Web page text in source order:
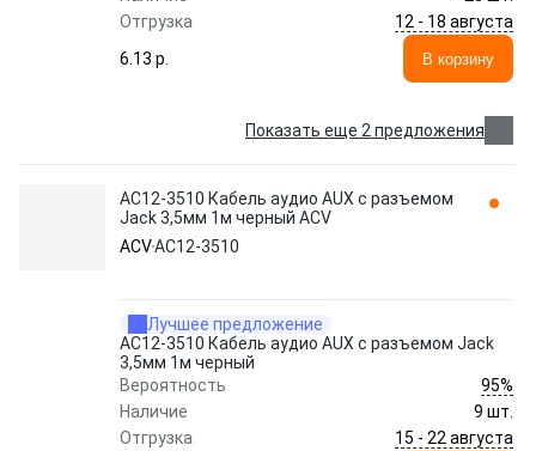
Отгрузка
12 - 18 августа
6.13 p.
В корзину
Показать еще 2 предложения
AC12-3510 Кабель аудио AUX с разъемом
Jack 3,5мм 1м черный ACV
ACVAC12-3510
Лучшее предложение
AC12-3510 Кабель аудио AUX с разъемом Jack
3,5мм 1м черный
Вероятность
95%
Наличие
9 шт.
Отгрузка
15 - 22 августа